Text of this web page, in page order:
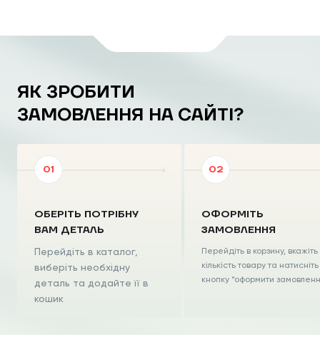
ЯК ЗРОБИТИ
ЗАМОВЛЕННЯ НА САЙТІ?
ОБЕРІТЬ ПОТРІБНУ
ВАМ ДЕТАЛЬ
Перейдіть в каталог,
виберіть необхідну
деталь та додайте її в
кошик
ОФОРМІТЬ
ЗАМОВЛЕННЯ
Перейдіть в корзину, вкажіть
кількість товару та натисніть
кнопку “оформити